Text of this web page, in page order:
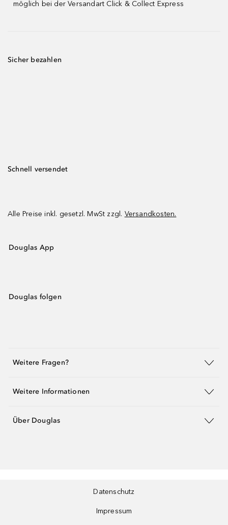
möglich bei der Versandart Click & Collect Express
Sicher bezahlen
Schnell versendet
Alle Preise inkl. gesetzl. MwSt zzgl. Versandkosten.
Douglas App
Douglas folgen
Weitere Fragen?
Weitere Informationen
Über Douglas
Datenschutz
Impressum